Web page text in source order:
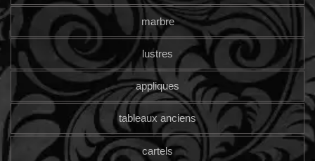
marbre
lustres
appliques
tableaux anciens
cartels